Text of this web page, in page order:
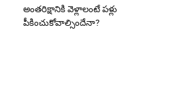
అంతరిక్షానికి వెళ్లాలంటే పళ్లు
పీకించుకోవాల్సిందేనా?